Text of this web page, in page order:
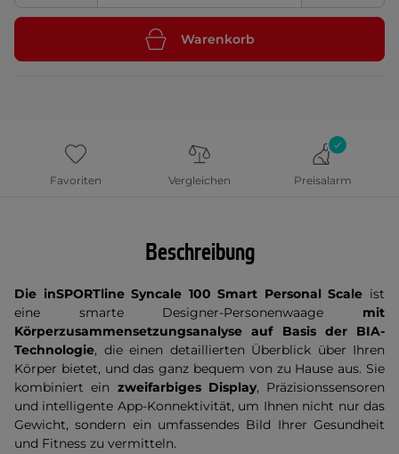
Warenkorb
Favoriten Vergleichen Preisalarm
Beschreibung
Die inSPORTline Syncale 100 Smart Personal Scale ist
eine smarte Designer-Personenwaage mit
Körperzusammensetzungsanalyse auf Basis der BIA-
Technologie, die einen detaillierten Überblick über Ihren
Körper bietet, und das ganz bequem von zu Hause aus. Sie
kombiniert ein zweifarbiges Display, Präzisionssensoren
und intelligente App-Konnektivität, um Ihnen nicht nur das
Gewicht, sondern ein umfassendes Bild Ihrer Gesundheit
und Fitness zu vermitteln.